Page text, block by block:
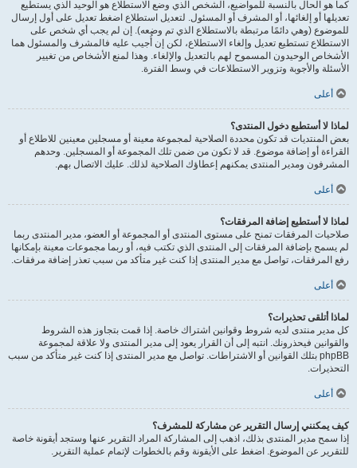
كما هو الحال بالنسبة للمواضيع، الشخص الذي وضع الاستطلاع هو الوحيد الذي يستطيع
تعديلها أو إلغائها، أو المشرف أو المسئول. لتعديل استطلاع اضغط تعديل على أول إرسال
للموضوع (وهي دائمًا مرتبطة بالاستطلاع الذي تم وضعه). إن لم يجب أي شخص على
الاستطلاع تستطيع تعديل وإلغاء الاستطلاع، لكن إن أُجيب عليه فالمشرف والمسئول هما
الأشخاص الوحيدون المسموح لهم بالتعديل والإلغاء. وهذا لمنع الأشخاص من تغيير
الأسئلة والأجوبة وتزوير الاستطلاعات في وسط الفترة.
أعلى
لماذا لا أستطيع دخول المنتدى؟
بعض المنتديات قد تكون محددة الصلاحية لمجموعة معينة أو مسجلين معينين للاطلاع أو
القراءة أو إضافة موضوع. قد لا تكون من ضمن تلك المجموعة أو المسجلين. وحدهم
المشرفون ومدير المنتدى يمكنهم إعطاؤك الصلاحية لذلك. عليك الاتصال بهم.
أعلى
لماذا لا أستطيع إضافة المرفقات؟
صلاحيات المرفقات تمنح على مستوى المنتدى أو المجموعة أو العضو، مدير المنتدى ربما
لم يسمح بإضافة المرفقات إلى المنتدى الذي تكتب فيه، أو ربما مجموعات معينة بإمكانها
رفع المرفقات، تواصل مع مدير المنتدى إذا كنت غير متأكد من سبب تعذر إضافة مرفقات.
أعلى
لماذا أتلقى تحذيرات؟
كل مدير منتدى لديه شروط وقوانين اشتراك خاصة. إذا قمت بتجاوز هذه الشروط
والقوانين فيحذرونك. انتبه إلى أن القرار يعود إلى مدير المنتدى ولا علاقة لمجموعة
phpBB بتلك القوانين أو الاشتراطات. تواصل مع مدير المنتدى إذا كنت غير متأكد من سبب
التحذيرات.
أعلى
كيف يمكنني إرسال التقرير عن مشاركة للمشرف؟
إذا سمح مدير المنتدى بذلك، اذهب إلى المشاركة المراد التقرير عنها وستجد أيقونة خاصة
للتقرير عن الموضوع. اضغط على الأيقونة وقم بالخطوات لإتمام عملية التقرير.